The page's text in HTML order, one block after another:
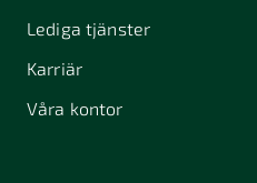
Lediga tjänster
Karriär
Våra kontor